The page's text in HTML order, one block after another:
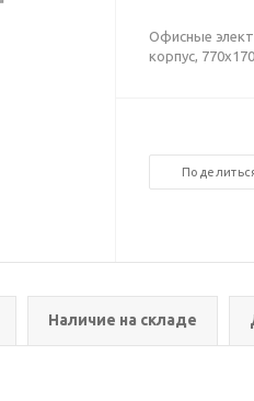
Офисные
корпус,
Наличие на складе